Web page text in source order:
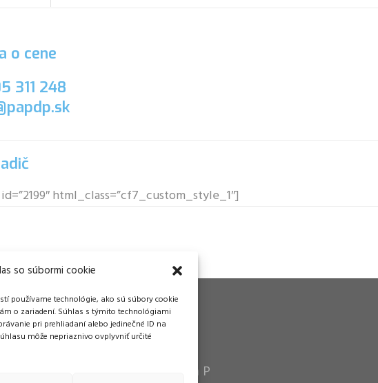
so súbormi cookie
používame technológie, ako sú súbory cookie
o zariadení. Súhlas s týmito technológiami
pri prehliadaní alebo jedinečné ID na
môže nepriaznivo ovplyvniť určité
o cene
311 248
html_class=”cf7_custom_style_1″]
Prevádzka
Dušan Pytel P a P